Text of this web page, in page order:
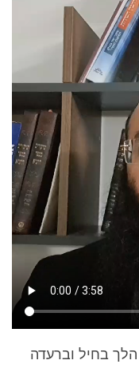
בחיל וברעדה